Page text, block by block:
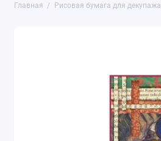
Главная Рисовая бумага для декупажа